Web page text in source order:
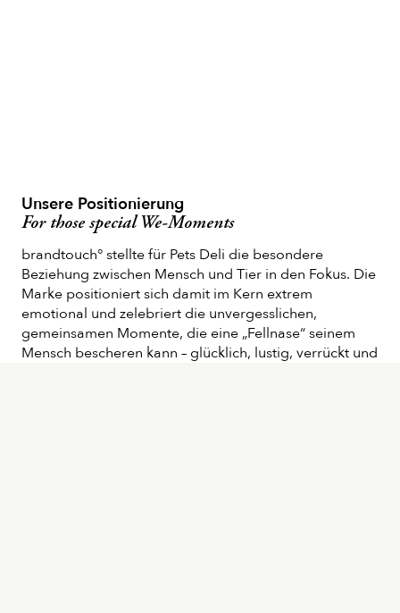
Unsere Positionierung
For those special We-Moments
brandtouch° stellte für Pets Deli die besondere
Beziehung zwischen Mensch und Tier in den Fokus. Die
Marke positioniert sich damit im Kern extrem
emotional und zelebriert die unvergesslichen,
gemeinsamen Momente, die eine „Fellnase“ seinem
Mensch bescheren kann – glücklich, lustig, verrückt und